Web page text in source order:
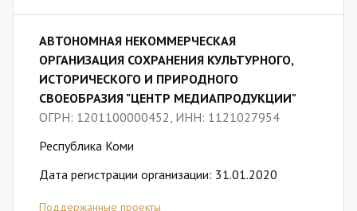
АВТОНОМНАЯ НЕКОММЕРЧЕСКАЯ
ОРГАНИЗАЦИЯ СОХРАНЕНИЯ КУЛЬТУРНОГО,
ИСТОРИЧЕСКОГО И ПРИРОДНОГО
СВОЕОБРАЗИЯ "ЦЕНТР МЕДИАПРОДУКЦИИ"
ОГРН: 1201100000452, ИНН: 1121027954
Республика Коми
Дата регистрации организации: 31.01.2020
Поддержанные проекты